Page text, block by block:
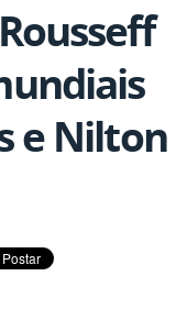
e Nilton